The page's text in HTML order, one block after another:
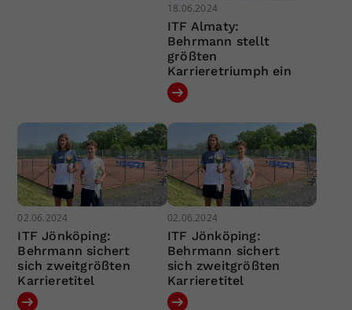
18.06.2024
ITF Almaty:
Behrmann stellt
größten
Karrieretriumph ein
02.06.2024
ITF Jönköping:
Behrmann sichert
sich zweitgrößten
Karrieretitel
02.06.2024
ITF Jönköping:
Behrmann sichert
sich zweitgrößten
Karrieretitel